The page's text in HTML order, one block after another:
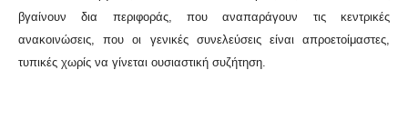
βγαίνουν δια περιφοράς, που αναπαράγουν τις κεντρικές
ανακοινώσεις, που οι γενικές συνελεύσεις είναι απροετοίμαστες,
τυπικές χωρίς να γίνεται ουσιαστική συζήτηση.